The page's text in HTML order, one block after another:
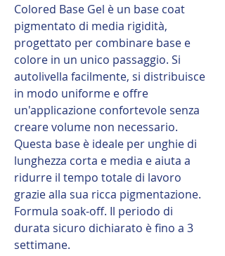
Colored Base Gel è un base coat
pigmentato di media rigidità,
progettato per combinare base e
colore in un unico passaggio. Si
autolivella facilmente, si distribuisce
in modo uniforme e offre
un'applicazione confortevole senza
creare volume non necessario.
Questa base è ideale per unghie di
lunghezza corta e media e aiuta a
ridurre il tempo totale di lavoro
grazie alla sua ricca pigmentazione.
Formula soak-off. Il periodo di
durata sicuro dichiarato è fino a 3
settimane.